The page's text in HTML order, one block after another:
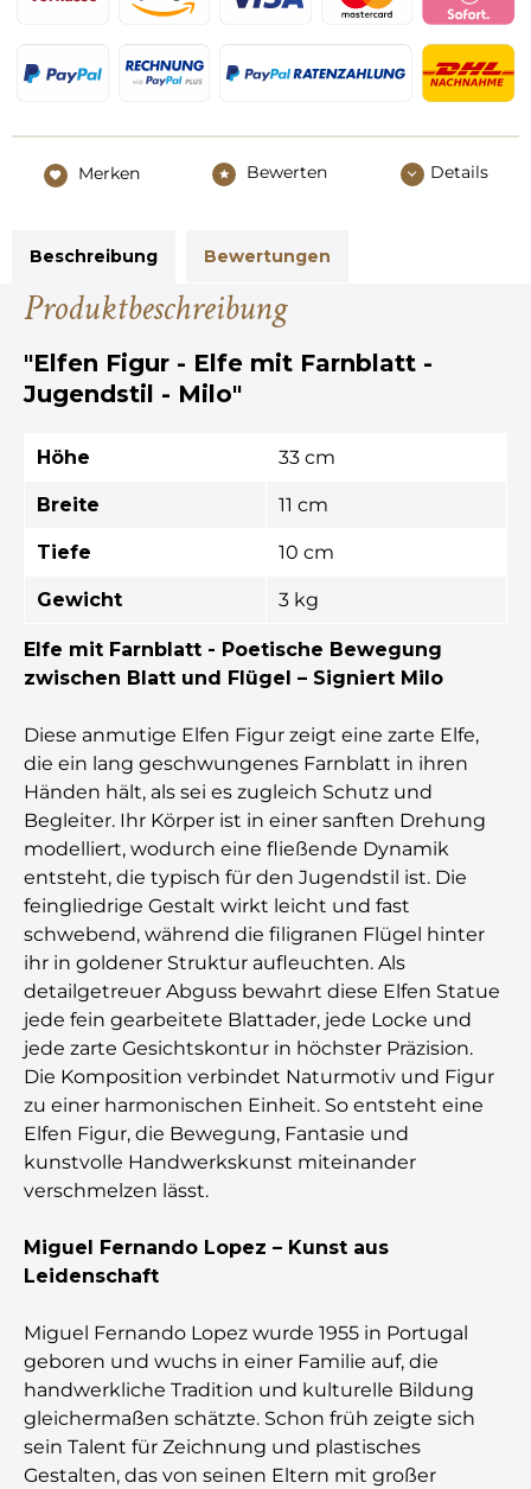
Merken Bewerten Details
Beschreibung Bewertungen
Produktbeschreibung
"Elfen Figur - Elfe mit Farnblatt -
Jugendstil - Milo"
Höhe 33 cm
Breite 11 cm
Tiefe 10 cm
Gewicht 3 kg
Elfe mit Farnblatt - Poetische Bewegung
zwischen Blatt und Flügel – Signiert Milo
Diese anmutige Elfen Figur zeigt eine zarte Elfe,
die ein lang geschwungenes Farnblatt in ihren
Händen hält, als sei es zugleich Schutz und
Begleiter. Ihr Körper ist in einer sanften Drehung
modelliert, wodurch eine fließende Dynamik
entsteht, die typisch für den Jugendstil ist. Die
feingliedrige Gestalt wirkt leicht und fast
schwebend, während die filigranen Flügel hinter
ihr in goldener Struktur aufleuchten. Als
detailgetreuer Abguss bewahrt diese Elfen Statue
jede fein gearbeitete Blattader, jede Locke und
jede zarte Gesichtskontur in höchster Präzision.
Die Komposition verbindet Naturmotiv und Figur
zu einer harmonischen Einheit. So entsteht eine
Elfen Figur, die Bewegung, Fantasie und
kunstvolle Handwerkskunst miteinander
verschmelzen lässt.
Miguel Fernando Lopez – Kunst aus
Leidenschaft
Miguel Fernando Lopez wurde 1955 in Portugal
geboren und wuchs in einer Familie auf, die
handwerkliche Tradition und kulturelle Bildung
gleichermaßen schätzte. Schon früh zeigte sich
sein Talent für Zeichnung und plastisches
Gestalten, das von seinen Eltern mit großer